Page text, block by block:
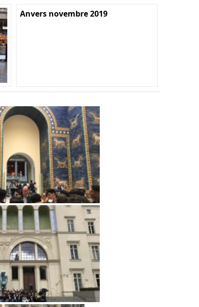
Anvers novembre 2019